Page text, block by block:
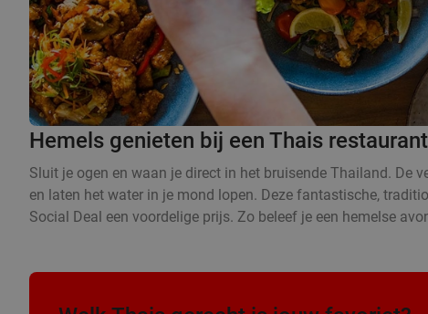
Hemels genieten bij een Thais
Sluit je ogen en waan je direct in het bruisende Thailand. De
en laten het water in je mond lopen. Deze fantastische,
Social Deal een voordelige prijs. Zo beleef je een hemelse